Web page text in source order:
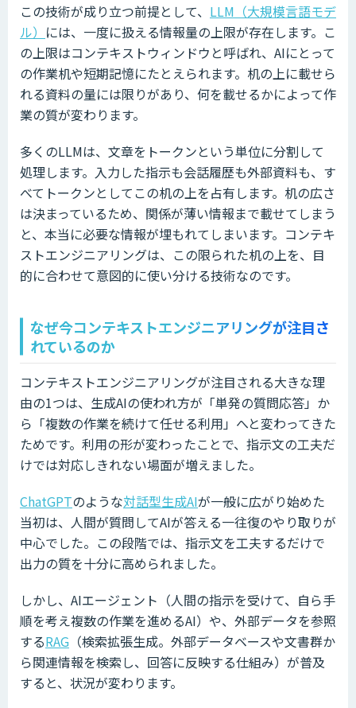
この技術が成り立つ前提として、 LLM（大規模言語モデ
ル） には、一度に扱える情報量の上限が存在します。こ
の上限はコンテキストウィンドウと呼ばれ、AIにとって
の作業机や短期記憶にたとえられます。机の上に載せら
れる資料の量には限りがあり、何を載せるかによって作
業の質が変わります。
多くのLLMは、文章をトークンという単位に分割して
処理します。入力した指示も会話履歴も外部資料も、す
べてトークンとしてこの机の上を占有します。机の広さ
は決まっているため、関係が薄い情報まで載せてしまう
と、本当に必要な情報が埋もれてしまいます。コンテキ
ストエンジニアリングは、この限られた机の上を、目
的に合わせて意図的に使い分ける技術なのです。
なぜ今コンテキストエンジニアリングが注目さ
れているのか
コンテキストエンジニアリングが注目される大きな理
由の1つは、生成AIの使われ方が「単発の質問応答」か
ら「複数の作業を続けて任せる利用」へと変わってきた
ためです。利用の形が変わったことで、指示文の工夫だ
けでは対応しきれない場面が増えました。
ChatGPTのような対話型生成AIが一般に広がり始めた
当初は、人間が質問してAIが答える一往復のやり取りが
中心でした。この段階では、指示文を工夫するだけで
出力の質を十分に高められました。
しかし、AIエージェント（人間の指示を受けて、自ら手
順を考え複数の作業を進めるAI）や、外部データを参照
するRAG （検索拡張生成。外部データベースや文書群か
ら関連情報を検索し、回答に反映する仕組み）が普及
すると、状況が変わります。